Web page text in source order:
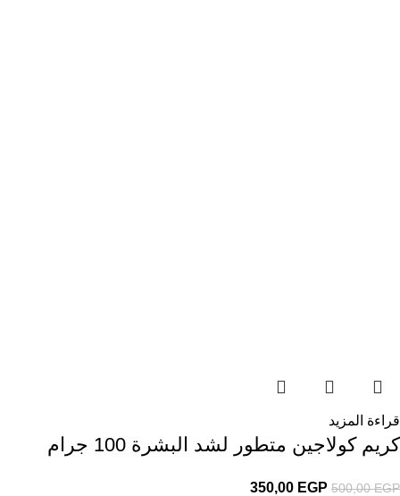
قراءة المزيد
كريم كولاجين متطور لشد البشرة 100 جرام
500,00EGP
350,00 EGP